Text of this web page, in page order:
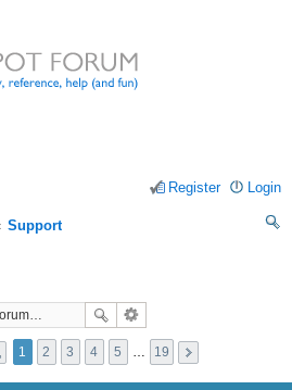
Login
Register
Support
1 2 3 4 5 … 19